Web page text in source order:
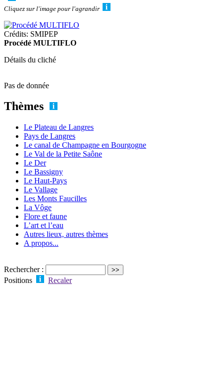
Cliquez sur l'image pour l'agrandir
Crédits: SMIPEP
Procédé MULTIFLO
Détails du cliché
Pas de donnée
Thèmes
Le Plateau de Langres
Pays de Langres
Le canal de Champagne en Bourgogne
Le Val de la Petite Saône
Le Der
Le Bassigny
Le Haut-Pays
Le Vallage
Les Monts Faucilles
La Vôge
Flore et faune
L’art et l’eau
Autres lieux, autres thèmes
A propos...
Rechercher :
Positions
Recaler